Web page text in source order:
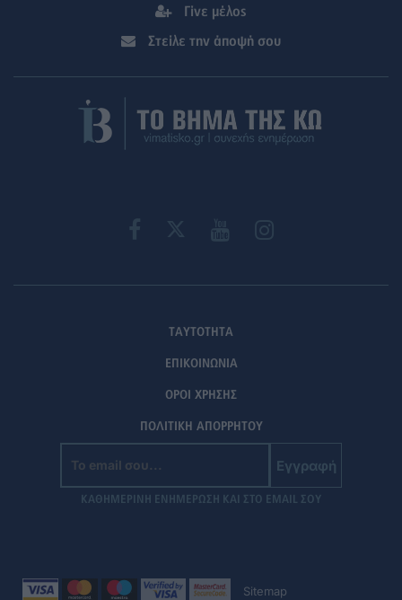
Γίνε μέλος
Στείλε την άποψή σου
ΤΑΥΤΟΤΗΤΑ
ΕΠΙΚΟΙΝΩΝΙΑ
ΟΡΟΙ ΧΡΗΣΗΣ
ΠΟΛΙΤΙΚΗ ΑΠΟΡΡΗΤΟΥ
Εγγραφή
ΚΑΘΗΜΕΡΙΝΗ ΕΝΗΜΕΡΩΣΗ ΚΑΙ ΣΤΟ EMAIL ΣΟΥ
Sitemap